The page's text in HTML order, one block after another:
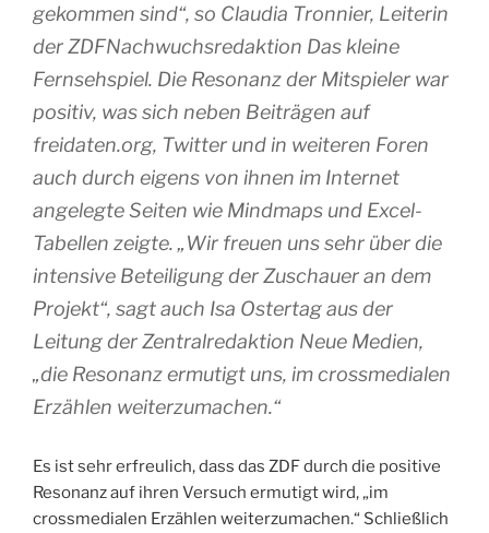
gekommen sind“, so Claudia Tronnier, Leiterin
der ZDFNachwuchsredaktion Das kleine
Fernsehspiel. Die Resonanz der Mitspieler war
positiv, was sich neben Beiträgen auf
freidaten.org, Twitter und in weiteren Foren
auch durch eigens von ihnen im Internet
angelegte Seiten wie Mindmaps und Excel-
Tabellen zeigte. „Wir freuen uns sehr über die
intensive Beteiligung der Zuschauer an dem
Projekt“, sagt auch Isa Ostertag aus der
Leitung der Zentralredaktion Neue Medien,
„die Resonanz ermutigt uns, im crossmedialen
Erzählen weiterzumachen.“
Es ist sehr erfreulich, dass das ZDF durch die positive
Resonanz auf ihren Versuch ermutigt wird, „im
crossmedialen Erzählen weiterzumachen.“ Schließlich